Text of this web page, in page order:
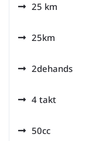
25 km
25km
2dehands
4 takt
50cc